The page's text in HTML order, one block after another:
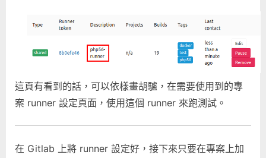
這頁有看到的話，可以依樣畫胡驢，在需要使用到的專
案 runner 設定頁面，使用這個 runner 來跑測試。
在 Gitlab 上將 runner 設定好，接下來只要在專案上加